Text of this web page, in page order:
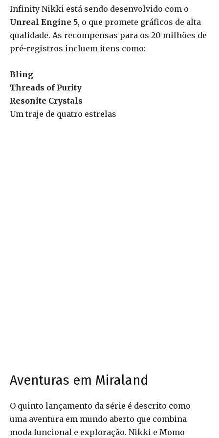
Infinity Nikki está sendo desenvolvido com o
Unreal Engine 5, o que promete gráficos de alta
qualidade. As recompensas para os 20 milhões de
pré-registros incluem itens como:
Bling
Threads of Purity
Resonite Crystals
Um traje de quatro estrelas
Aventuras em Miraland
O quinto lançamento da série é descrito como
uma aventura em mundo aberto que combina
moda funcional e exploração. Nikki e Momo